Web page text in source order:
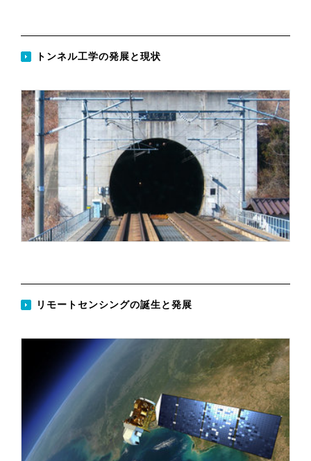
トンネル工学の発展と現状
リモートセンシングの誕生と発展